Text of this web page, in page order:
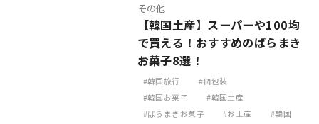
その他
【韓国土産】スーパーや100均
で買える！おすすめのばらまき
お菓子8選！
韓国旅行
個包装
韓国お菓子
韓国土産
ばらまきお菓子
お土産 韓国